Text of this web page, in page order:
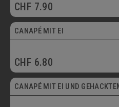
CHF 7.90
Vegetarisch
CANAPÉ MIT EI
CHF 6.80
Vegetarisch
CANAPÉ MIT EI UND